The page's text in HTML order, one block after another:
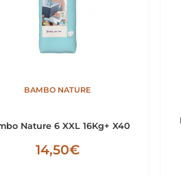
BAMBO NATURE
Nature 6 XXL 16Kg+ X40
14,50€